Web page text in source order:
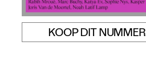
KOOP DIT NUMMER